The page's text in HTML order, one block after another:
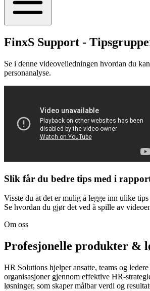
FinxS Support -
Se i denne videoveiledningen hvordan du
personanalyse.
Slik får du bedre tips med i
Visste du at det er mulig å legge inn ulike
Se hvordan du gjør det ved å spille av
Om oss
Profesjonelle produkter &
HR Solutions hjelper ansatte, teams og
organisasjoner gjennom effektive HR-
løsninger, som skaper målbar verdi og